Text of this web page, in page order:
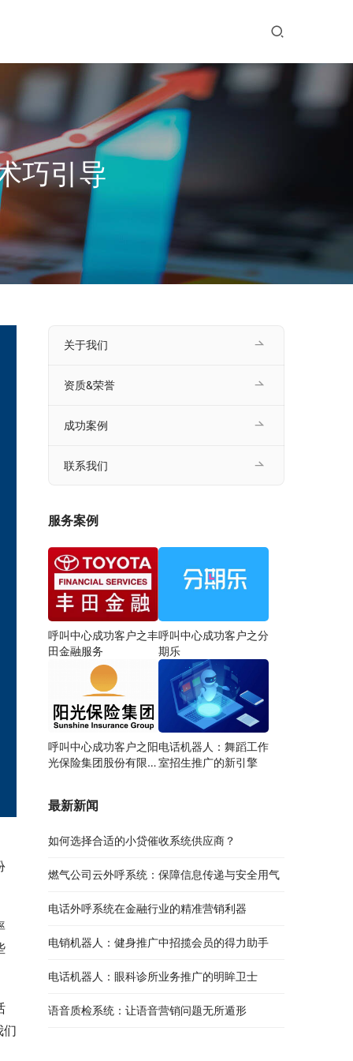
巧引导
们
关于我们
资质&荣誉
成功案例
联系我们
服务案例
呼叫中心成功客户之丰
田金融服务
呼叫中心成功客户之分
期乐
呼叫中心成功客户之阳
光保险集团股份有限公
电话机器人：舞蹈工作
室招生推广的新引擎
最新新闻
如何选择合适的小贷催收系统供应商？
燃气公司云外呼系统：保障信息传递与安全用气
电话外呼系统在金融行业的精准营销利器
电销机器人：健身推广中招揽会员的得力助手
电话机器人：眼科诊所业务推广的明眸卫士
语音质检系统：让语音营销问题无所遁形